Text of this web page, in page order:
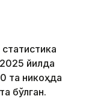
йилда
та никоҳда
бўлган.